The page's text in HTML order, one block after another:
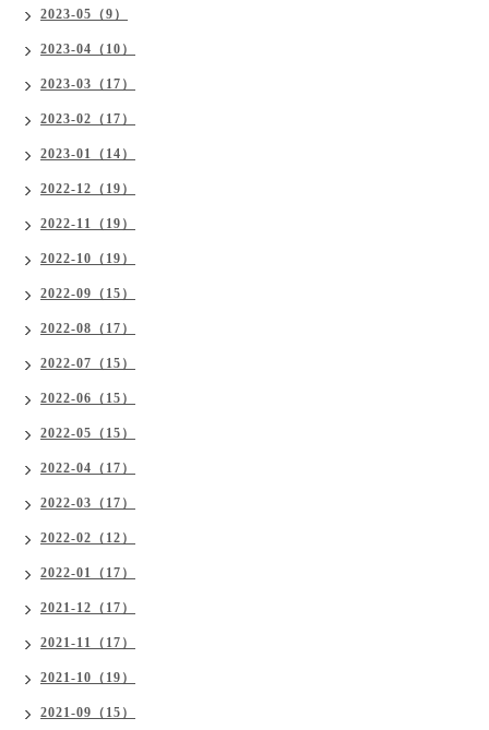
2023-05（9）
2023-04（10）
2023-03（17）
2023-02（17）
2023-01（14）
2022-12（19）
2022-11（19）
2022-10（19）
2022-09（15）
2022-08（17）
2022-07（15）
2022-06（15）
2022-05（15）
2022-04（17）
2022-03（17）
2022-02（12）
2022-01（17）
2021-12（17）
2021-11（17）
2021-10（19）
2021-09（15）